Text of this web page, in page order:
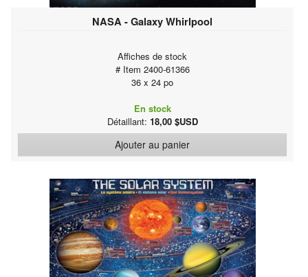
NASA - Galaxy Whirlpool
Affiches de stock
# Item 2400-61366
36 x 24 po
En stock
Détaillant: 18,00 $USD
Ajouter au panier